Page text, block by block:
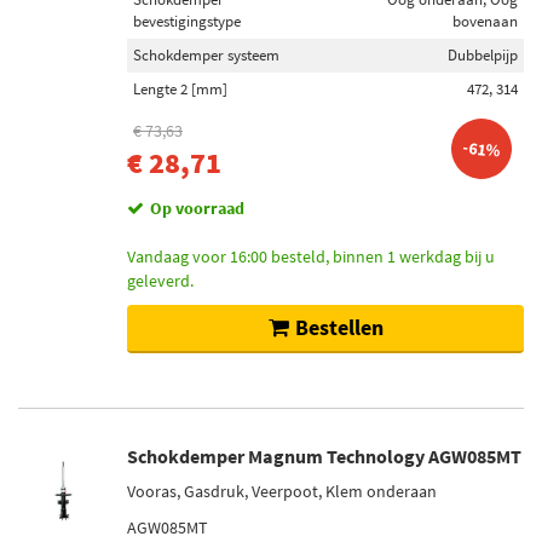
bevestigingstype
bovenaan
Schokdemper systeem
Dubbelpijp
Lengte 2 [mm]
472, 314
€ 73,63
€ 28,71 -61%
Op voorraad
Vandaag voor 16:00 besteld, binnen 1 werkdag bij u
geleverd.
Bestellen
Schokdemper Magnum Technology AGW085MT
Vooras, Gasdruk, Veerpoot, Klem onderaan
AGW085MT